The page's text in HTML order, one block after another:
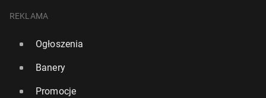
REKLAMA
Ogłoszenia
Banery
Promocje